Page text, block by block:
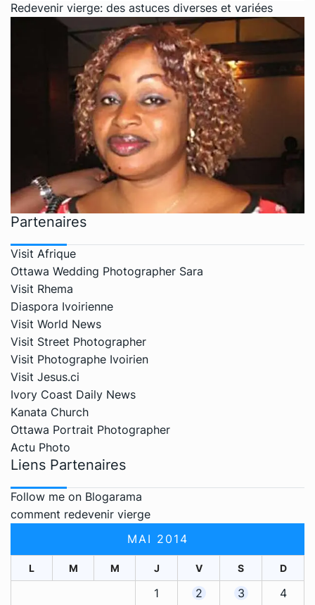
Redevenir vierge: des astuces diverses et variées
Partenaires
Visit Afrique
Ottawa Wedding Photographer Sara
Visit Rhema
Diaspora Ivoirienne
Visit World News
Visit Street Photographer
Visit Photographe Ivoirien
Visit Jesus.ci
Ivory Coast Daily News
Kanata Church
Ottawa Portrait Photographer
Actu Photo
Liens Partenaires
Follow me on Blogarama
comment redevenir vierge
MAI 2014
L M M J V S D
1 2 3 4